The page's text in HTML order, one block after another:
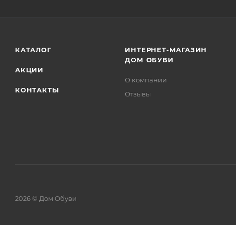
КАТАЛОГ
АКЦИИ
КОНТАКТЫ
ИНТЕРНЕТ-МАГАЗИН
ДОМ ОБУВИ
О компании
Отзывы
2026 © Дом Обуви